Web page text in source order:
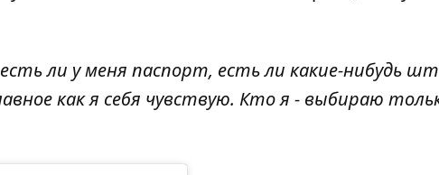
ли у меня паспорт, есть ли какие-нибудь
как я себя чувствую. Кто я - выбираю